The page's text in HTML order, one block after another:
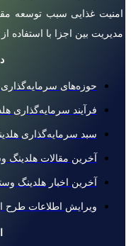
امنیت غذایی سبب توسعه
مدیریت بین اجزا با استفاده
حوزه‌های سرمایه‌گذاری
فرآیند سرمایه‌گذاری
سبد سرمایه‌گذاری
آخرین مقالات هلدینگ
آخرین اخبار هلدینگ
ویرایش اطلاعات طرح